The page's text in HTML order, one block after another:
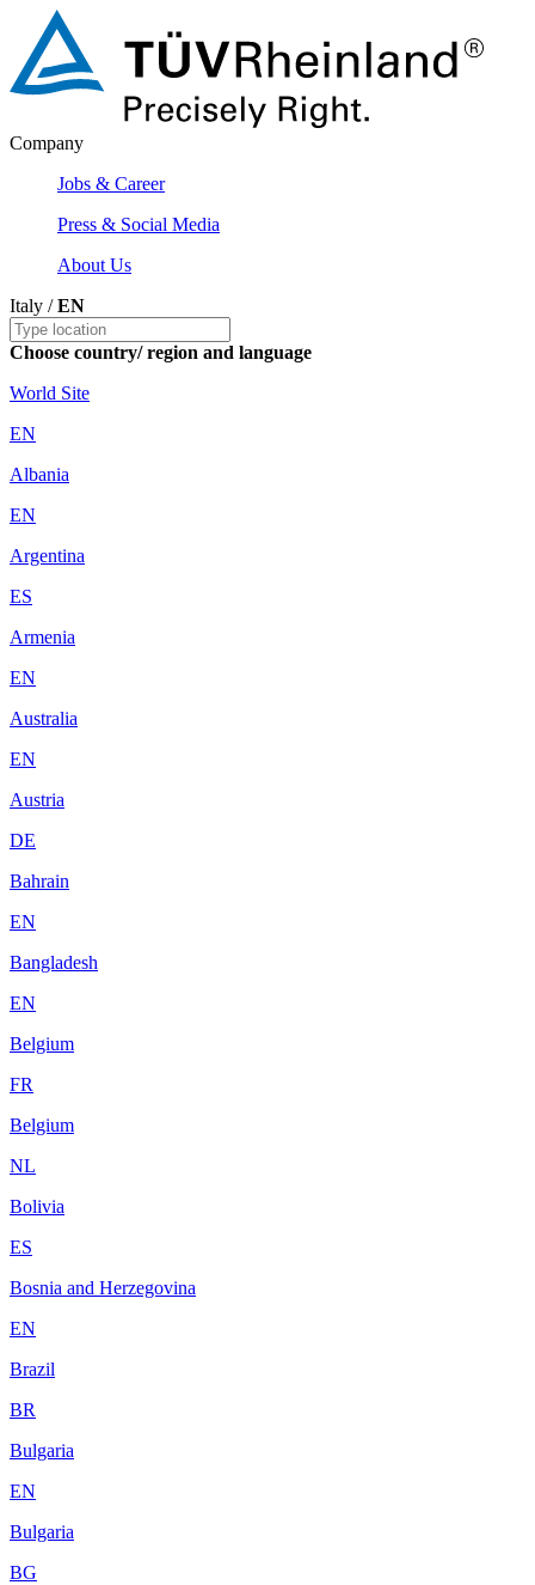
Company
Jobs & Career
Press & Social Media
About Us
Italy /EN
Choose country/ region and language
World Site
EN
Albania
EN
Argentina
ES
Armenia
EN
Australia
EN
Austria
DE
Bahrain
EN
Bangladesh
EN
Belgium
FR
Belgium
NL
Bolivia
ES
Bosnia and Herzegovina
EN
Brazil
BR
Bulgaria
EN
Bulgaria
BG